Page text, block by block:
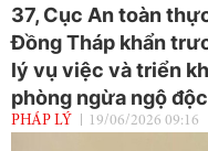
37, Cục An toàn
Đồng Tháp khẩn
lý vụ việc và triển
phòng ngừa ngộ
PHÁP LÝ 19/06/2026 09:16